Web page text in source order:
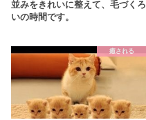
並みをきれいに整えて、毛づくろ
いの時間です。
癒される